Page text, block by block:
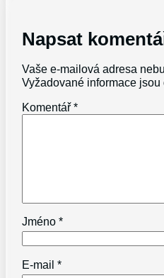
Napsat
Vaše e-mailová adresa
Vyžadované informace
Komentář*
Jméno*
E-mail*